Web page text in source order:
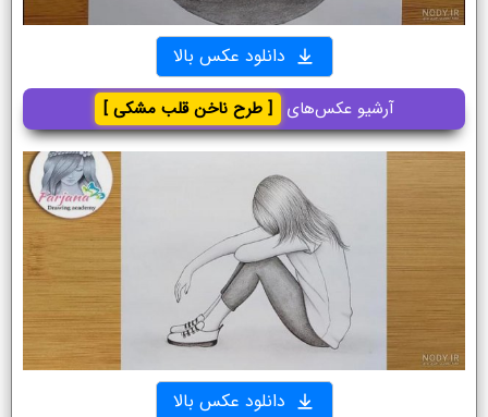
دانلود عکس بالا
آرشیو عکس‌های [ طرح ناخن قلب مشکی ]
دانلود عکس بالا